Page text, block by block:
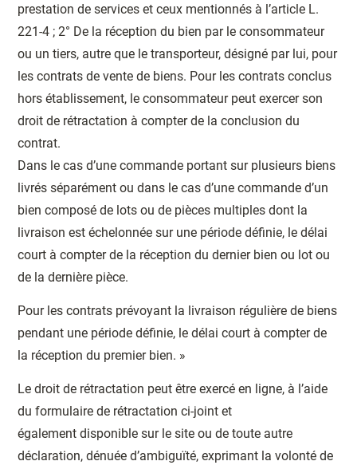
prestation de services et ceux mentionnés à l’article L.
221-4 ; 2° De la réception du bien par le consommateur
ou un tiers, autre que le transporteur, désigné par lui, pour
les contrats de vente de biens. Pour les contrats conclus
hors établissement, le consommateur peut exercer son
droit de rétractation à compter de la conclusion du
contrat.
Dans le cas d’une commande portant sur plusieurs biens
livrés séparément ou dans le cas d’une commande d’un
bien composé de lots ou de pièces multiples dont la
livraison est échelonnée sur une période définie, le délai
court à compter de la réception du dernier bien ou lot ou
de la dernière pièce.
Pour les contrats prévoyant la livraison régulière de biens
pendant une période définie, le délai court à compter de
la réception du premier bien. »
Le droit de rétractation peut être exercé en ligne, à l’aide
du formulaire de rétractation ci-joint et
également disponible sur le site ou de toute autre
déclaration, dénuée d’ambiguïté, exprimant la volonté de